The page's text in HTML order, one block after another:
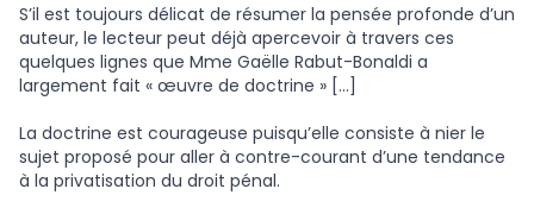
S’il est toujours délicat de résumer la pensée profonde d’un
auteur, le lecteur peut déjà apercevoir à travers ces
quelques lignes que Mme Gaëlle Rabut-Bonaldi a
largement fait « œuvre de doctrine » […]
La doctrine est courageuse puisqu’elle consiste à nier le
sujet proposé pour aller à contre-courant d’une tendance
à la privatisation du droit pénal.